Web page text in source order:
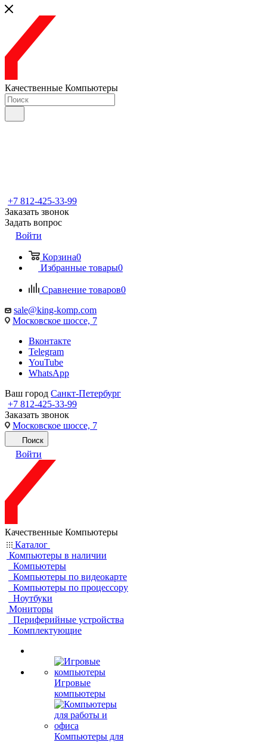
Качественные Компьютеры
+7 812-425-33-99
Заказать звонок
Задать вопрос
Войти
Корзина0
Избранные товары0
Сравнение товаров0
sale@king-komp.com
Московское шоссе, 7
Вконтакте
Telegram
YouTube
WhatsApp
Ваш город Санкт-Петербург
+7 812-425-33-99
Заказать звонок
Московское шоссе, 7
Поиск
Войти
Качественные Компьютеры
Каталог
Компьютеры в наличии
Компьютеры
Компьютеры по видеокарте
Компьютеры по процессору
Ноутбуки
Мониторы
Периферийные устройства
Комплектующие
Игровые
компьютеры
Компьютеры для